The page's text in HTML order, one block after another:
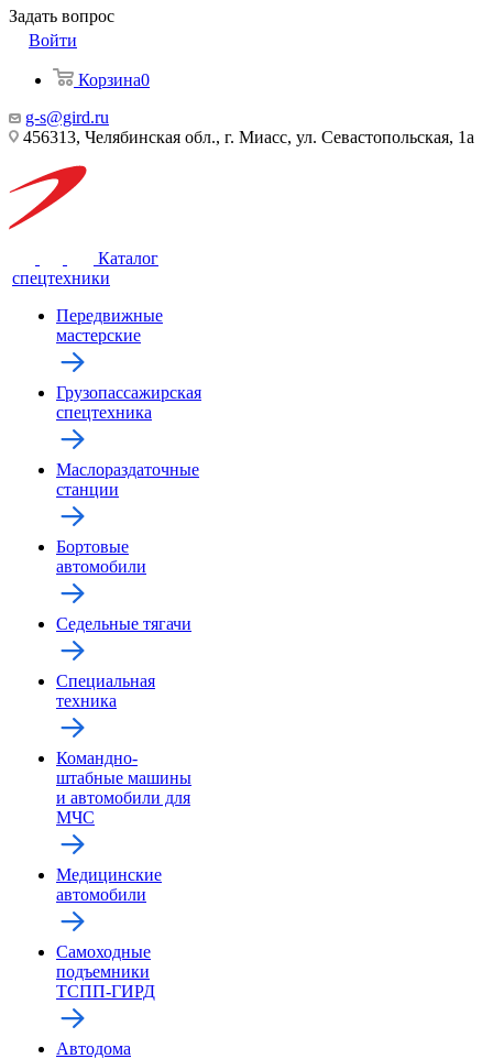
Задать вопрос
Войти
Корзина0
g-s@gird.ru
456313, Челябинская обл., г. Миасс, ул. Севастопольская, 1а
Каталог
спецтехники
Передвижные
мастерские
Грузопассажирская
спецтехника
Маслораздаточные
станции
Бортовые
автомобили
Седельные тягачи
Специальная
техника
Командно-
штабные машины
и автомобили для
МЧС
Медицинские
автомобили
Самоходные
подъемники
ТСПП-ГИРД
Автодома